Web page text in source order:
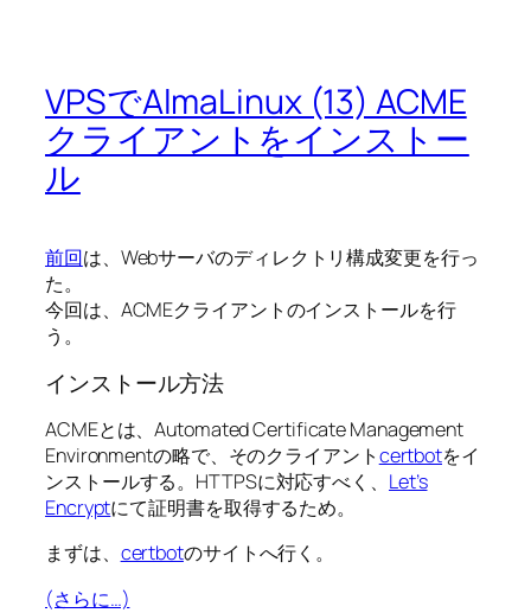
VPSでAlmaLinux (13) ACME
クライアントをインストー
ル
前回は、Webサーバのディレクトリ構成変更を行っ
た。
今回は、ACMEクライアントのインストールを行
う。
インストール方法
ACMEとは、Automated Certificate Management
Environmentの略で、そのクライアントcertbotをイ
ンストールする。HTTPSに対応すべく、 Let’s
Encryptにて証明書を取得するため。
まずは、 certbotのサイトへ行く。
(さらに…)